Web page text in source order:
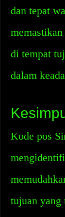
dan tepat
di tempat
dalam
Kode pos
tujuan yang